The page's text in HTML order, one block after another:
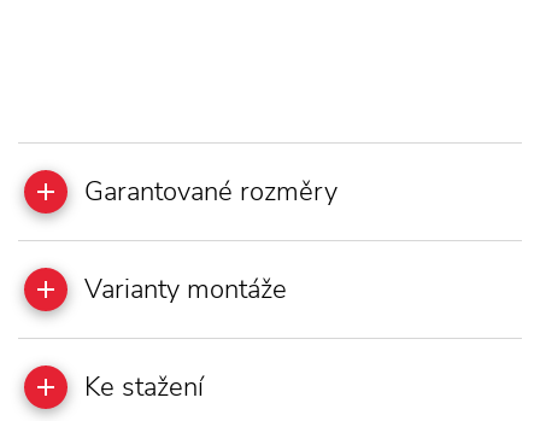
Garantované rozměry
Varianty montáže
Ke stažení